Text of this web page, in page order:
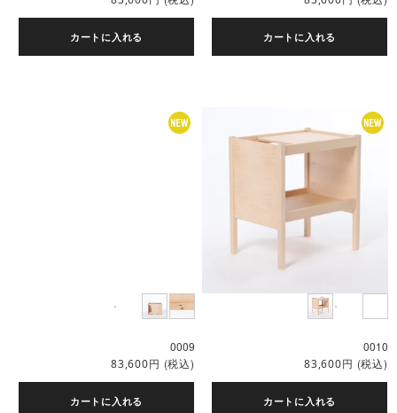
カートに入れる カートに入れる
0009
83,600円 (税込)
カートに入れる
0010
83,600円 (税込)
カートに入れる